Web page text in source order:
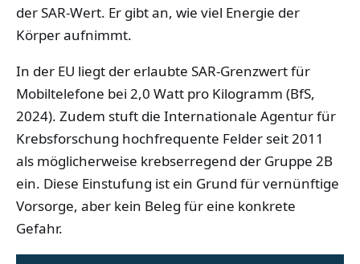
der SAR-Wert. Er gibt an, wie viel Energie der
Körper aufnimmt.
In der EU liegt der erlaubte SAR-Grenzwert für
Mobiltelefone bei 2,0 Watt pro Kilogramm (BfS,
2024). Zudem stuft die Internationale Agentur für
Krebsforschung hochfrequente Felder seit 2011
als möglicherweise krebserregend der Gruppe 2B
ein. Diese Einstufung ist ein Grund für vernünftige
Vorsorge, aber kein Beleg für eine konkrete
Gefahr.